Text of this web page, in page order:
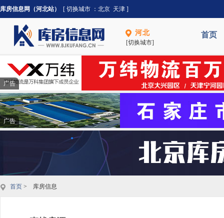
库房信息网（河北站） [ 切换城市 ： 北京 天津 ]
河北
[切换城市]
首页
广告
广告
首页 > 库房信息